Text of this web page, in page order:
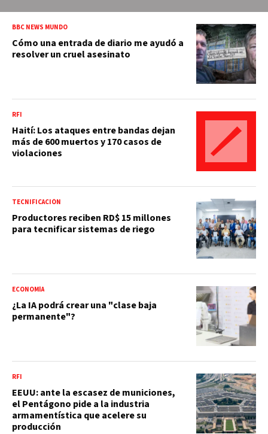
BBC NEWS MUNDO
Cómo una entrada de diario me ayudó a
resolver un cruel asesinato
RFI
Haití: Los ataques entre bandas dejan
más de 600 muertos y 170 casos de
violaciones
TECNIFICACIÓN
Productores reciben RD$ 15 millones
para tecnificar sistemas de riego
ECONOMÍA
¿La IA podrá crear una "clase baja
permanente"?
RFI
EEUU: ante la escasez de municiones,
el Pentágono pide a la industria
armamentística que acelere su
producción